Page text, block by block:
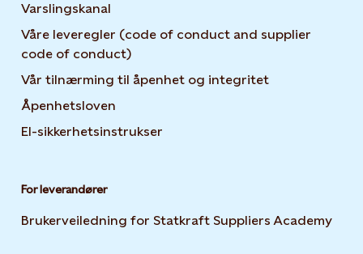
Varslingskanal
Våre leveregler (code of conduct and supplier
code of conduct)
Vår tilnærming til åpenhet og integritet
Åpenhetsloven
El-sikkerhetsinstrukser
For leverandører
Brukerveiledning for Statkraft Suppliers Academy